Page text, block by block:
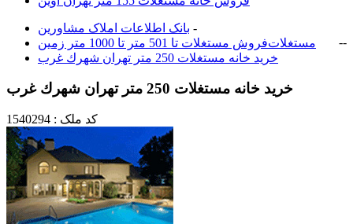
بانک اطلاعات املاک مشاورين -
مستغلات
- فروش مستغلات تا 501 متر تا 1000 متر زمین
-
خرید خانه مستغلات 250 متر تهران شهرك غرب
خرید خانه مستغلات 250 متر تهران شهرك غرب
کد ملک : 1540294